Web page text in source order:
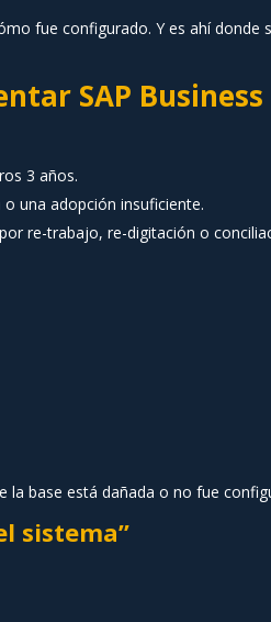
fue configurado. Y es ahí donde
SAP Business
3 años.
una adopción insuficiente.
por re-trabajo, re-digitación o
base está dañada o no fue
sistema”